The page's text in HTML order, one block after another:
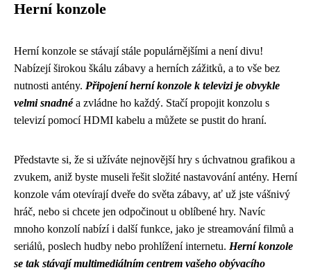
Herní konzole
Herní konzole se stávají stále populárnějšími a není divu!
Nabízejí širokou škálu zábavy a herních zážitků, a to vše bez
nutnosti antény. Připojení herní konzole k televizi je obvykle
velmi snadnéa zvládne ho každý. Stačí propojit konzolu s
televizí pomocí HDMI kabelu a můžete se pustit do hraní.
Představte si, že si užíváte nejnovější hry s úchvatnou grafikou a
zvukem, aniž byste museli řešit složité nastavování antény. Herní
konzole vám otevírají dveře do světa zábavy, ať už jste vášnivý
hráč, nebo si chcete jen odpočinout u oblíbené hry. Navíc
mnoho konzolí nabízí i další funkce, jako je streamování filmů a
seriálů, poslech hudby nebo prohlížení internetu. Herní konzole
se tak stávají multimediálním centrem vašeho obývacího